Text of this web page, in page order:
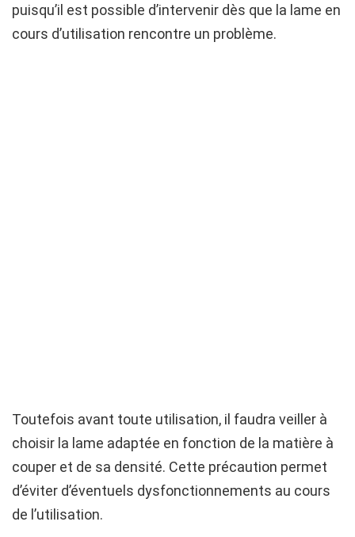
puisqu’il est possible d’intervenir dès que la lame en
cours d’utilisation rencontre un problème.
Toutefois avant toute utilisation, il faudra veiller à
choisir la lame adaptée en fonction de la matière à
couper et de sa densité. Cette précaution permet
d’éviter d’éventuels dysfonctionnements au cours
de l’utilisation.